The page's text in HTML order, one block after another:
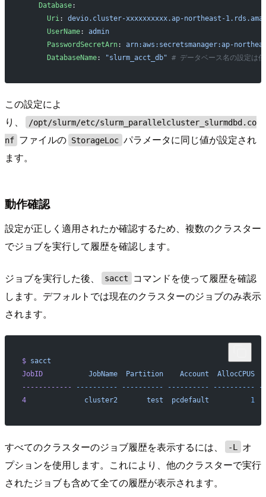
    Database
:
      Uri
: devio.cluster-xxxxxxxxxx.ap-northeast-
      UserName
: admin
      PasswordSecretArn
: arn:aws:secretsmanager:ap-
      DatabaseName
: "slurm_acct_db" # データベース名の設定は
この設定によ
り、
/opt/slurm/etc/slurm_parallelcluster_slurmdbd.co
nf ファイルの StorageLoc パラメータに同じ値が設定され
ます。
動作確認
設定が正しく適用されたか確認するため、複数のクラスター
でジョブを実行して履歴を確認します。
ジョブを実行した後、 sacct
コマンドを使って履歴を確認
します。デフォルトでは現在のクラスターのジョブのみ表示
されます。
$ sacct
JobID
           JobName
  Partition
    Account
  AllocCPUS
------------ ---------- ---------- ---------- ----------
4
              cluster2
       test
  pcdefault
          1
すべてのクラスターのジョブ履歴を表示するには、 -L
オ
プションを使用します。これにより、他のクラスターで実行
されたジョブも含めて全ての履歴が表示されます。